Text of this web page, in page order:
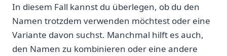
In ⁣diesem Fall kannst ⁤du überlegen, ob du den
Namen trotzdem ‌verwenden möchtest oder​ eine‍
Variante davon suchst. Manchmal hilft es auch,
den ​Namen zu ​kombinieren ⁣oder eine andere